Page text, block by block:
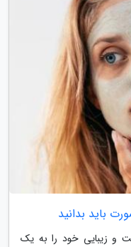
باید بدانید
و زیبایی خود را به یک